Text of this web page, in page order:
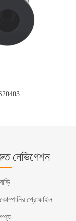
নেভিগেশন
বাড়ি
কোম্পানির প্রোফাইল
পণ্য